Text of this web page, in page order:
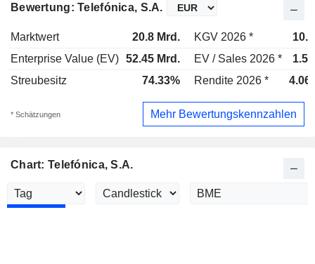
Bewertung: Telefónica, S.A.
Marktwert 20.8 Mrd. KGV 2026 *
Enterprise Value (EV) 52.45 Mrd. EV / Sales 2026 *
Streubesitz
74.33% Rendite 2026 *
* Schätzungen Mehr Bewertungskennzahlen
Chart: Telefónica, S.A.